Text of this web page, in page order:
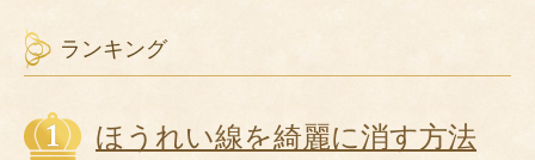
ランキング
ほうれい線を綺麗に消す方法